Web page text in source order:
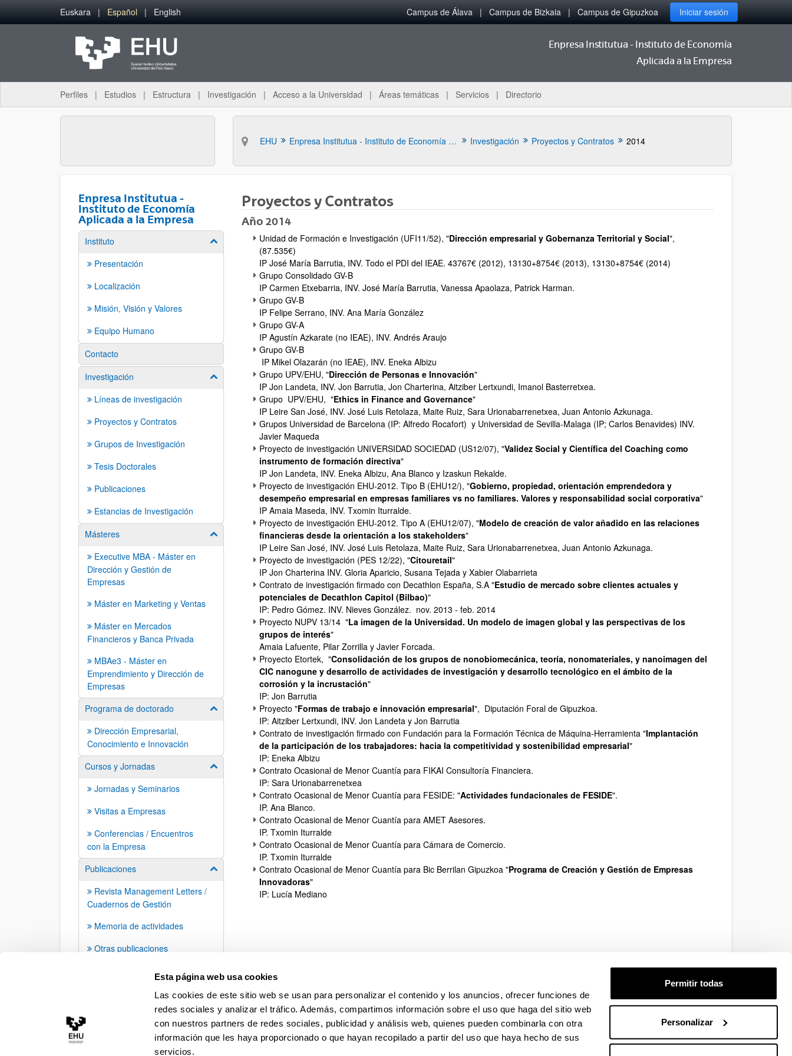
Esta página web usa cookies
Las cookies de este sitio web se usan para personalizar el contenido y los anuncios, ofrecer funciones de
redes sociales y analizar el tráfico. Además, compartimos información sobre el uso que haga del sitio web
con nuestros partners de redes sociales, publicidad y análisis web, quienes pueden combinarla con otra
información que les haya proporcionado o que hayan recopilado a partir del uso que haya hecho de sus
servicios.
Permitir todas
Personalizar
Saltar al contenido principal
Euskara Español English Campus de Álava Campus de Bizkaia Campus de Gipuzkoa Iniciar sesión
Enpresa Institutua - Instituto de Economía
Aplicada a la Empresa
Perfiles Estudios Estructura Investigación Acceso a la Universidad Áreas temáticas Servicios Directorio
EHU Enpresa Institutua - Instituto de Economía Aplicada a la Empresa Investigación Proyectos y Contratos 2014
Enpresa Institutua -
Instituto de Economía
Aplicada a la Empresa
Instituto Mostrar/ocultar subpáginas
Presentación
Localización
Misión, Visión y Valores
Equipo Humano
Contacto
Investigación
Mostrar/ocultar subpáginas
Líneas de investigación
Proyectos y Contratos
Grupos de Investigación
Tesis Doctorales
Publicaciones
Estancias de Investigación
Másteres
Mostrar/ocultar subpáginas
Executive MBA - Máster en
Dirección y Gestión de
Empresas
Máster en Marketing y Ventas
Máster en Mercados
Financieros y Banca Privada
MBAe3 - Máster en
Emprendimiento y Dirección de
Empresas
Programa de doctorado
Mostrar/ocultar subpáginas
Dirección Empresarial,
Conocimiento e Innovación
Cursos y Jornadas
Mostrar/ocultar subpáginas
Jornadas y Seminarios
Visitas a Empresas
Conferencias / Encuentros
con la Empresa
Publicaciones
Mostrar/ocultar subpáginas
Revista Management Letters /
Cuadernos de Gestión
Memoria de actividades
Otras publicaciones
Apariciones en prensa
Proyectos y Contratos
Año 2014
Unidad de Formación e Investigación (UFI11/52), "Dirección empresarial y Gobernanza Territorial y Social",
(87.535€)
IP José María Barrutia, INV. Todo el PDI del IEAE. 43767€ (2012), 13130+8754€ (2013), 13130+8754€ (2014)
Grupo Consolidado GV-B
IP Carmen Etxebarria, INV. José María Barrutia, Vanessa Apaolaza, Patrick Harman.
Grupo GV-B
IP Felipe Serrano, INV. Ana María González
Grupo GV-A
IP Agustín Azkarate (no IEAE), INV. Andrés Araujo
Grupo GV-B
IP Mikel Olazarán (no IEAE), INV. Eneka Albizu
Grupo UPV/EHU, "Dirección de Personas e Innovación"
IP Jon Landeta, INV. Jon Barrutia, Jon Charterina, Aitziber Lertxundi, Imanol Basterretxea.
Grupo UPV/EHU, "Ethics in Finance and Governance"
IP Leire San José, INV. José Luis Retolaza, Maite Ruiz, Sara Urionabarrenetxea, Juan Antonio Azkunaga.
Grupos Universidad de Barcelona (IP: Alfredo Rocafort) y Universidad de Sevilla-Malaga (IP; Carlos Benavides) INV.
Javier Maqueda
Proyecto de investigación UNIVERSIDAD SOCIEDAD (US12/07), "Validez Social y Científica del Coaching como
instrumento de formación directiva"
IP Jon Landeta, INV. Eneka Albizu, Ana Blanco y Izaskun Rekalde.
Proyecto de investigación EHU-2012. Tipo B (EHU12/), "Gobierno, propiedad, orientación emprendedora y
desempeño empresarial en empresas familiares vs no familiares. Valores y responsabilidad social corporativa"
IP Amaia Maseda, INV. Txomin Iturralde.
Proyecto de investigación EHU-2012. Tipo A (EHU12/07), "Modelo de creación de valor añadido en las relaciones
financieras desde la orientación a los stakeholders"
IP Leire San José, INV. José Luis Retolaza, Maite Ruiz, Sara Urionabarrenetxea, Juan Antonio Azkunaga.
Proyecto de investigación (PES 12/22), "Citouretail"
IP Jon Charterina INV. Gloria Aparicio, Susana Tejada y Xabier Olabarrieta
Contrato de investigación firmado con Decathlon España, S.A "Estudio de mercado sobre clientes actuales y
potenciales de Decathlon Capitol (Bilbao)"
IP: Pedro Gómez. INV. Nieves González. nov. 2013 - feb. 2014
Proyecto NUPV 13/14 "La imagen de la Universidad. Un modelo de imagen global y las perspectivas de los
grupos de interés"
Amaia Lafuente, Pilar Zorrilla y Javier Forcada.
Proyecto Etortek, "Consolidación de los grupos de nonobiomecánica, teoría, nonomateriales, y nanoimagen del
CIC nanogune y desarrollo de actividades de investigación y desarrollo tecnológico en el ámbito de la
corrosión y la incrustación"
IP: Jon Barrutia
Proyecto "Formas de trabajo e innovación empresarial", Diputación Foral de Gipuzkoa.
IP: Aitziber Lertxundi, INV. Jon Landeta y Jon Barrutia
Contrato de investigación firmado con Fundación para la Formación Técnica de Máquina-Herramienta "Implantación
de la participación de los trabajadores: hacia la competitividad y sostenibilidad empresarial"
IP: Eneka Albizu
Contrato Ocasional de Menor Cuantía para FIKAI Consultoría Financiera.
IP: Sara Urionabarrenetxea
Contrato Ocasional de Menor Cuantía para FESIDE: "Actividades fundacionales de FESIDE".
IP. Ana Blanco.
Contrato Ocasional de Menor Cuantía para AMET Asesores.
IP. Txomin Iturralde
Contrato Ocasional de Menor Cuantía para Cámara de Comercio.
IP. Txomin Iturralde
Contrato Ocasional de Menor Cuantía para Bic Berrilan Gipuzkoa "Programa de Creación y Gestión de Empresas
Innovadoras"
IP: Lucía Mediano